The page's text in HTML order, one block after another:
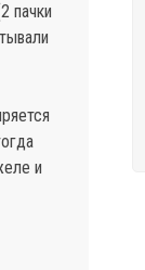
пачки
и